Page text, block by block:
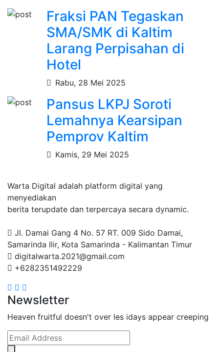
Fraksi PAN Tegaskan
SMA/SMK di Kaltim
Larang Perpisahan di
Hotel
Rabu, 28 Mei 2025
Pansus LKPJ Soroti
Lemahnya Kearsipan
Pemprov Kaltim
Kamis, 29 Mei 2025
Warta Digital adalah platform digital yang
menyediakan
berita terupdate dan terpercaya secara dynamic.
Jl. Damai Gang 4 No. 57 RT. 009 Sido Damai,
Samarinda Ilir, Kota Samarinda - Kalimantan Timur
digitalwarta.2021@gmail.com
+6282351492229
Newsletter
Heaven fruitful doesn't over les idays appear creeping